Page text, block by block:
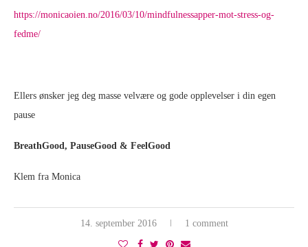
https://monicaoien.no/2016/03/10/mindfulnessapper-mot-stress-og-
fedme/
Ellers ønsker jeg deg masse velvære og gode opplevelser i din egen
pause
BreathGood, PauseGood & FeelGood
Klem fra Monica
14. september 2016 1 comment